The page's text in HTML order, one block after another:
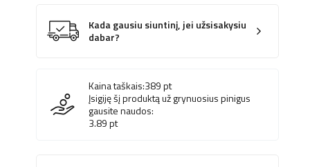
Kada gausiu siuntinį, jei užsisakysiu
dabar?
Kaina taškais:389pt
Įsigiję šį produktą už grynuosius pinigus
gausite naudos:
3.89pt